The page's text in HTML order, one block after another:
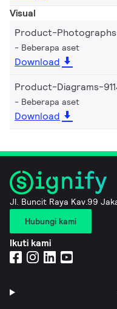
Visual
Product-Photographs-
Beberapa aset
Download
Product-Diagrams-
Beberapa aset
Download
Jl. Buncit Raya Kav.99
Hubungi kami
Ikuti kami